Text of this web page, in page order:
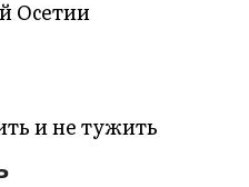
Осетии